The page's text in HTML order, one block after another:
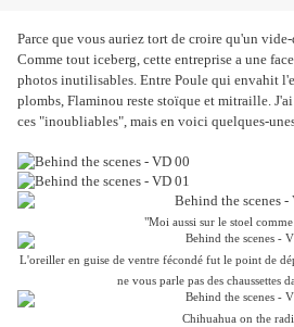
Parce que vous auriez tort de croire qu'un
Comme tout iceberg, cette entreprise a une
photos inutilisables. Entre Poule qui envahit
plombs, Flaminou reste stoïque et mitraille.
ces "inoubliables", mais en voici quelques-
"Moi aussi sur le stoel
L'oreiller en guise de ventre fécondé fut le point de
ne vous parle pas des chaussettes
Chihuahua on the